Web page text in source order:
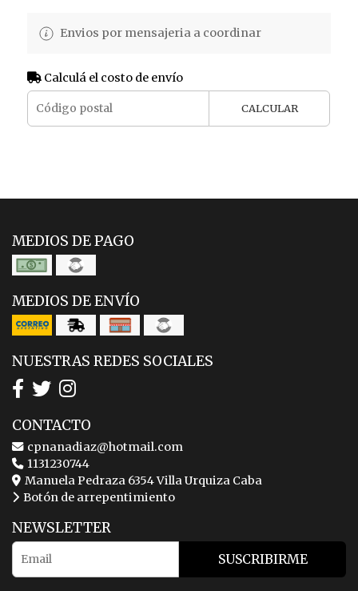
Envios por mensajeria a coordinar
Calculá el costo de envío
CALCULAR
MEDIOS DE PAGO
MEDIOS DE ENVÍO
NUESTRAS REDES SOCIALES
CONTACTO
cpnanadiaz@hotmail.com
1131230744
Manuela Pedraza 6354 Villa Urquiza Caba
Botón de arrepentimiento
NEWSLETTER
SUSCRIBIRME